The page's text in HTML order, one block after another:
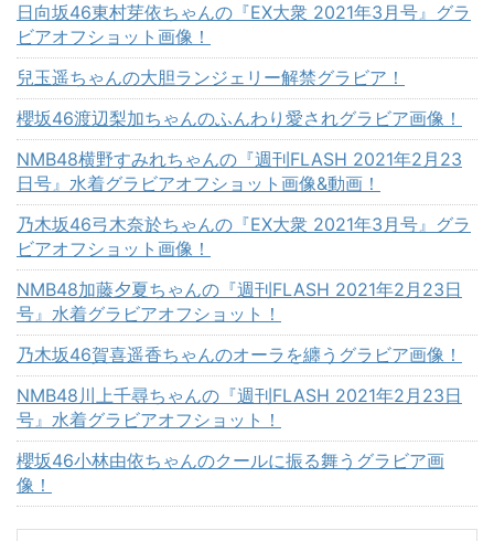
日向坂46東村芽依ちゃんの『EX大衆 2021年3月号』グラ
ビアオフショット画像！
兒玉遥ちゃんの大胆ランジェリー解禁グラビア！
櫻坂46渡辺梨加ちゃんのふんわり愛されグラビア画像！
NMB48横野すみれちゃんの『週刊FLASH 2021年2月23
日号』水着グラビアオフショット画像&動画！
乃木坂46弓木奈於ちゃんの『EX大衆 2021年3月号』グラ
ビアオフショット画像！
NMB48加藤夕夏ちゃんの『週刊FLASH 2021年2月23日
号』水着グラビアオフショット！
乃木坂46賀喜遥香ちゃんのオーラを纏うグラビア画像！
NMB48川上千尋ちゃんの『週刊FLASH 2021年2月23日
号』水着グラビアオフショット！
櫻坂46小林由依ちゃんのクールに振る舞うグラビア画
像！